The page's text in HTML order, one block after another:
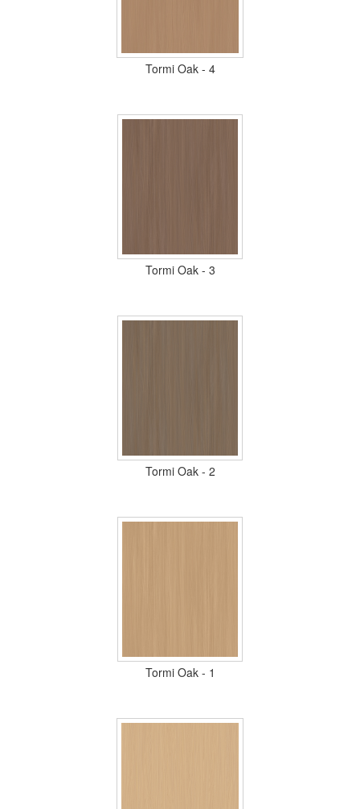
Tormi Oak - 4
Tormi Oak - 3
Tormi Oak - 2
Tormi Oak - 1